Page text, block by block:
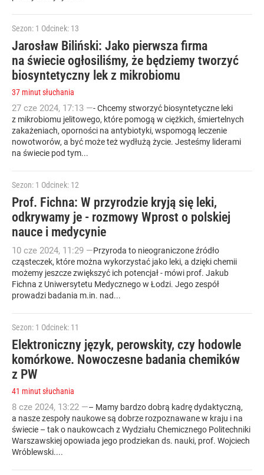
Sezon: 1 Odcinek: 13
Jarosław Biliński: Jako pierwsza firma
na świecie ogłosiliśmy, że będziemy tworzyć
biosyntetyczny lek z mikrobiomu
37 minut słuchania
27 cze 2024, 17:13 —- Chcemy stworzyć biosyntetyczne leki
z mikrobiomu jelitowego, które pomogą w ciężkich, śmiertelnych
zakażeniach, oporności na antybiotyki, wspomogą leczenie
nowotworów, a być może też wydłużą życie. Jesteśmy liderami
na świecie pod tym...
Sezon: 1 Odcinek: 12
Prof. Fichna: W przyrodzie kryją się leki,
odkrywamy je - rozmowy Wprost o polskiej
nauce i medycynie
10 cze 2024, 11:29 —Przyroda to nieograniczone źródło
cząsteczek, które można wykorzystać jako leki, a dzięki chemii
możemy jeszcze zwiększyć ich potencjał - mówi prof. Jakub
Fichna z Uniwersytetu Medycznego w Łodzi. Jego zespół
prowadzi badania m.in. nad...
Sezon: 1 Odcinek: 11
Elektroniczny język, perowskity, czy hodowle
komórkowe. Nowoczesne badania chemików
z PW
41 minut słuchania
8 cze 2024, 13:22 —– Mamy bardzo dobrą kadrę dydaktyczną,
a nasze zespoły naukowe są dobrze rozpoznawane w kraju i na
świecie – tak o naukowcach z Wydziału Chemicznego Politechniki
Warszawskiej opowiada jego prodziekan ds. nauki, prof. Wojciech
Wróblewski....